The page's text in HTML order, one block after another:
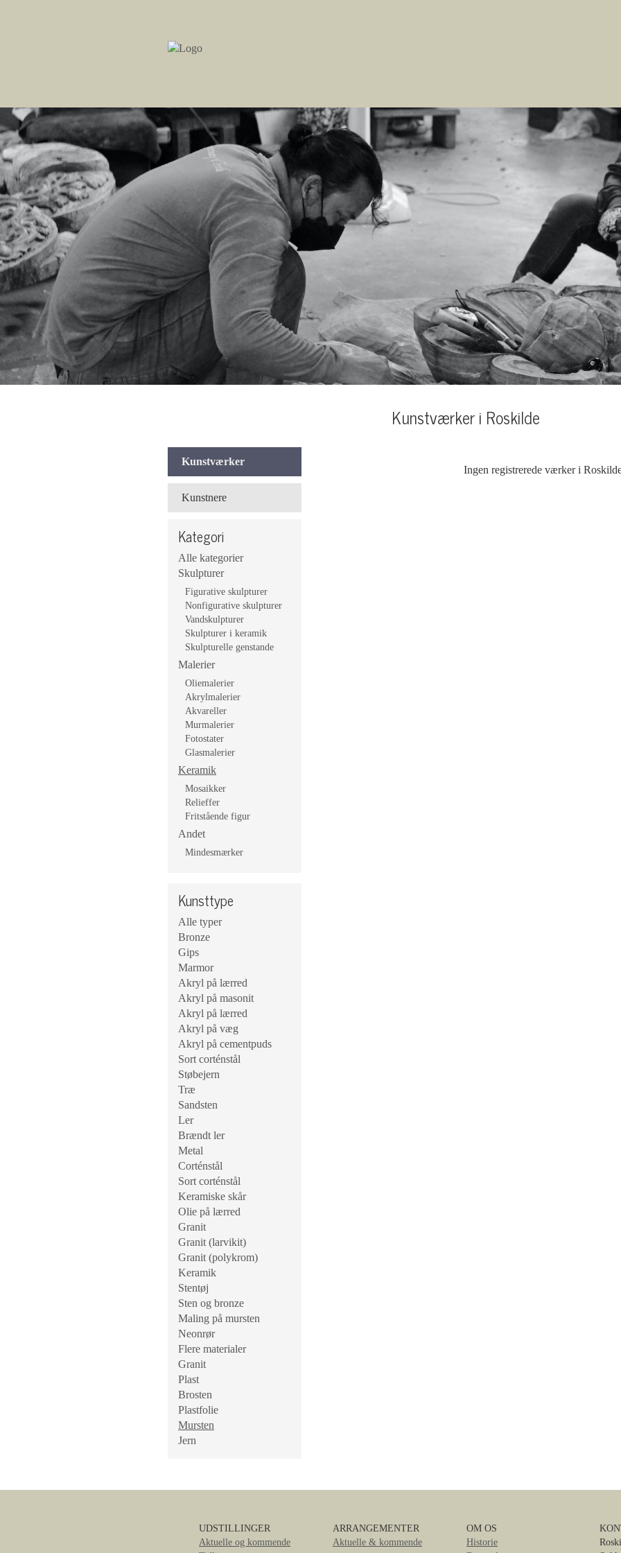
Kunstværker i Roskilde
Kunstværker
Kunstnere
Kategori
Alle kategorier
Skulpturer
Figurative skulpturer
Nonfigurative skulpturer
Vandskulpturer
Skulpturer i keramik
Skulpturelle genstande
Malerier
Oliemalerier
Akrylmalerier
Akvareller
Murmalerier
Fotostater
Glasmalerier
Keramik
Mosaikker
Relieffer
Fritstående figur
Andet
Mindesmærker
Kunsttype
Alle typer
Bronze
Gips
Marmor
Akryl på lærred
Akryl på masonit
Akryl på lærred
Akryl på væg
Akryl på cementpuds
Sort corténstål
Støbejern
Træ
Sandsten
Ler
Brændt ler
Metal
Corténstål
Sort corténstål
Keramiske skår
Olie på lærred
Granit
Granit (larvikit)
Granit (polykrom)
Keramik
Stentøj
Sten og bronze
Maling på mursten
Neonrør
Flere materialer
Granit
Plast
Brosten
Plastfolie
Mursten
Jern
Ingen registrerede værker i
UDSTILLINGER
Aktuelle og kommende
ARRANGEMENTER
Aktuelle & kommende
OM OS
Historie